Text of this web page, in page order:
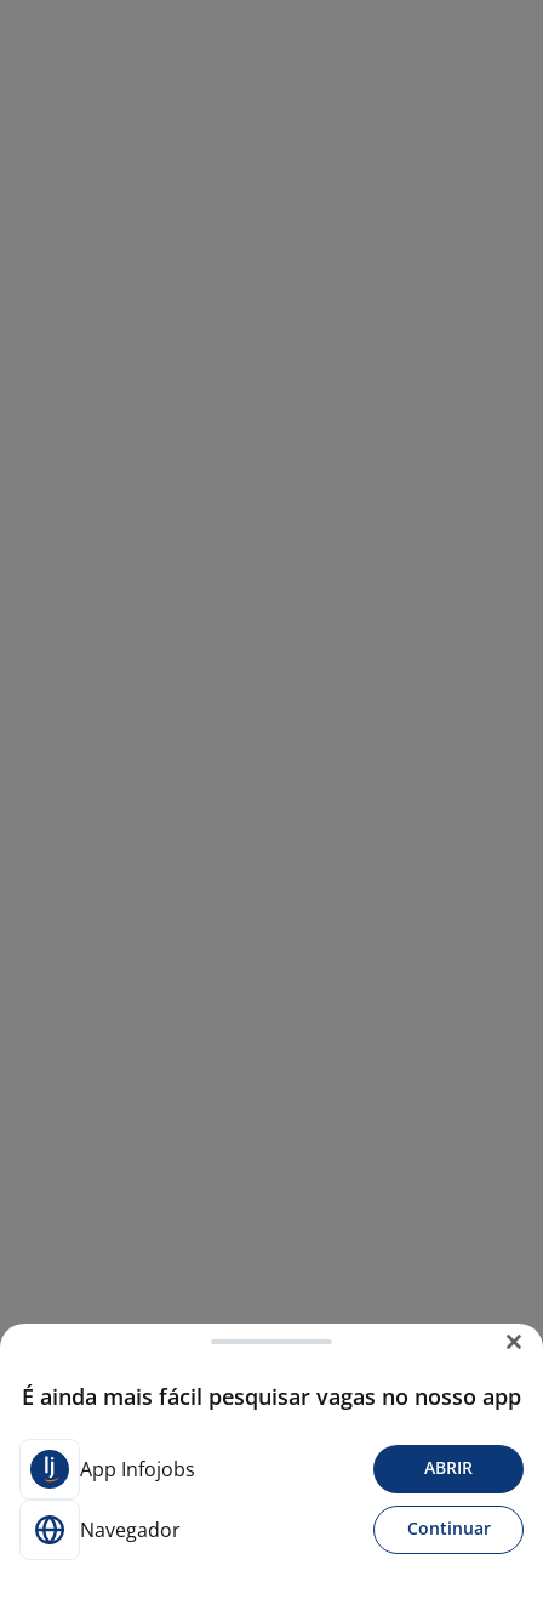
É ainda mais fácil pesquisar vagas no nosso app
App Infojobs ABRIR
Navegador Continuar